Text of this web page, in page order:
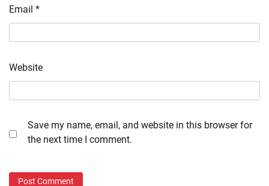
Email *
Website
Save my name, email, and website in this browser for
the next time I comment.